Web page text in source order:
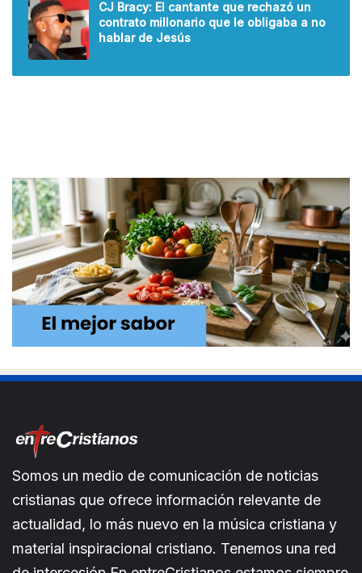
CJ Bracy: El cantante que rechazó un
contrato millonario que le obligaba a no
hablar de Jesús
Somos un medio de comunicación de noticias
cristianas que ofrece información relevante de
actualidad, lo más nuevo en la música cristiana y
material inspiracional cristiano. Tenemos una red